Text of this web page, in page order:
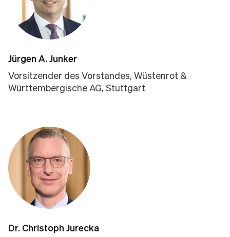
Jürgen A. Junker
Vorsitzender des Vorstandes, Wüstenrot &
Württembergische AG, Stuttgart
Dr. Christoph Jurecka